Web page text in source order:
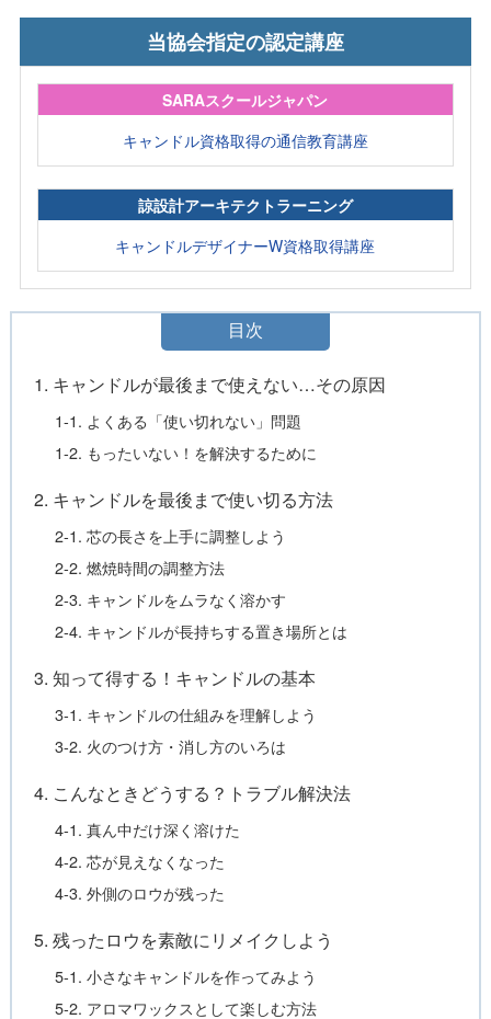
当協会指定の認定講座
SARAスクールジャパン
キャンドル資格取得の通信教育講座
諒設計アーキテクトラーニング
キャンドルデザイナーW資格取得講座
目次
1. キャンドルが最後まで使えない…その原因
1-1. よくある「使い切れない」問題
1-2. もったいない！を解決するために
2. キャンドルを最後まで使い切る方法
2-1. 芯の長さを上手に調整しよう
2-2. 燃焼時間の調整方法
2-3. キャンドルをムラなく溶かす
2-4. キャンドルが長持ちする置き場所とは
3. 知って得する！キャンドルの基本
3-1. キャンドルの仕組みを理解しよう
3-2. 火のつけ方・消し方のいろは
4. こんなときどうする？トラブル解決法
4-1. 真ん中だけ深く溶けた
4-2. 芯が見えなくなった
4-3. 外側のロウが残った
5. 残ったロウを素敵にリメイクしよう
5-1. 小さなキャンドルを作ってみよう
5-2. アロマワックスとして楽しむ方法